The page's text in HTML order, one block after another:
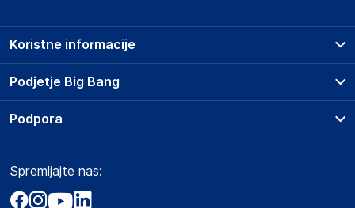
Podjetje Big Bang
O podjetju
Obvestila za javnost
Akt o digitalnih storitvah
Koristne informacije
Prodajna mesta
Storitve
Dostava, vnos in odvoz
Podpora
Marketplace
Kako oddati naročilo?
Spremljajte nas: